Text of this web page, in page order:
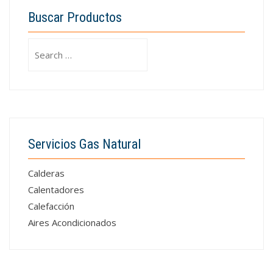
Buscar Productos
for:
Servicios Gas Natural
Calderas
Calentadores
Calefacción
Aires Acondicionados